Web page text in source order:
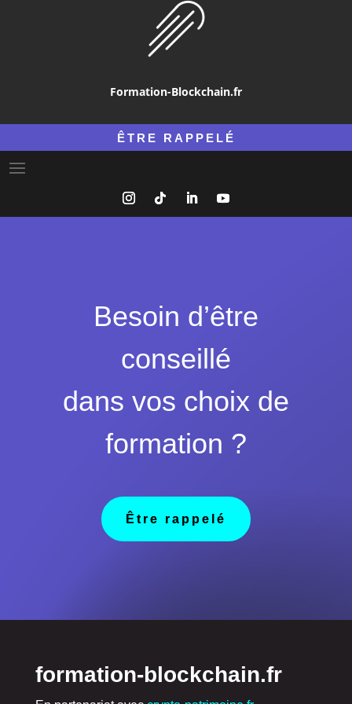
Formation-Blockchain.fr
ÊTRE RAPPELÉ
Besoin d’être
conseillé
dans vos choix de
formation ?
Être rappelé
formation-blockchain.fr